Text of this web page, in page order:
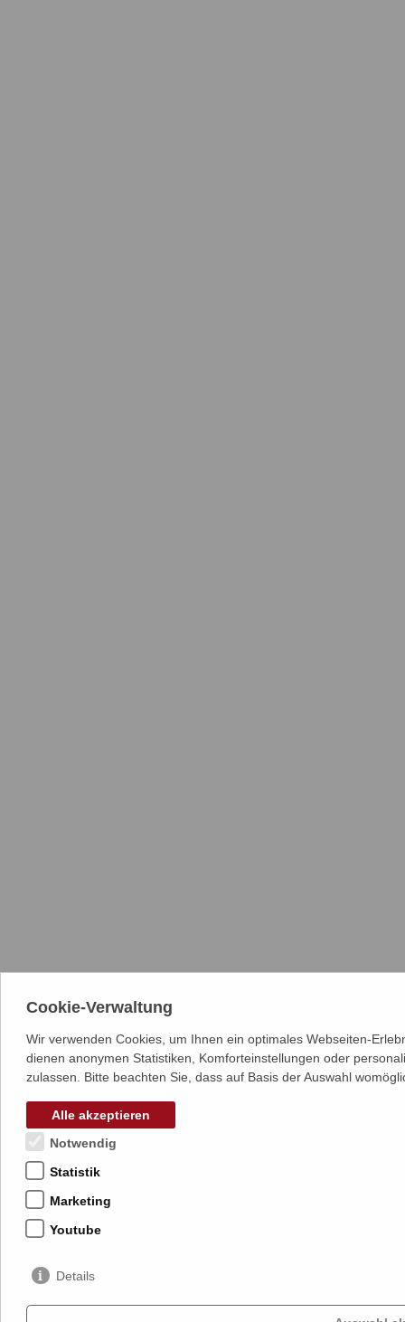
Cookie-Verwaltung
Wir verwenden Cookies, um Ihnen ein optimales Webseiten-
dienen anonymen Statistiken, Komforteinstellungen oder
zulassen. Bitte beachten Sie, dass auf Basis der Auswahl
Alle akzeptieren
Notwendig
Statistik
Marketing
Youtube
Details